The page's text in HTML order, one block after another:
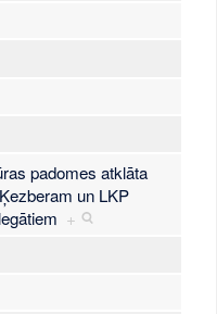
padomes atklāta
un LKP
+